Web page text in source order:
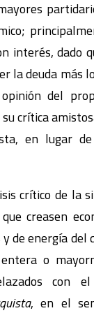
interés, dado
la deuda más
del
crítica
en lugar
crítico de la
creasen
de energía
o
con
, en el